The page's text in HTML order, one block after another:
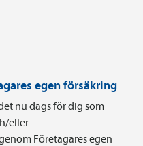
egen försäkring
nu dags för dig som
eller
Företagares egen